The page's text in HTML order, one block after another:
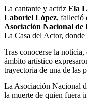
La cantante y actriz Ela
Laboriel López, falleció
Asociación Nacional de
La Casa del Actor,
Tras conocerse la
ámbito artístico
trayectoria de una de las
La Asociación Nacional
la muerte de quien fuera